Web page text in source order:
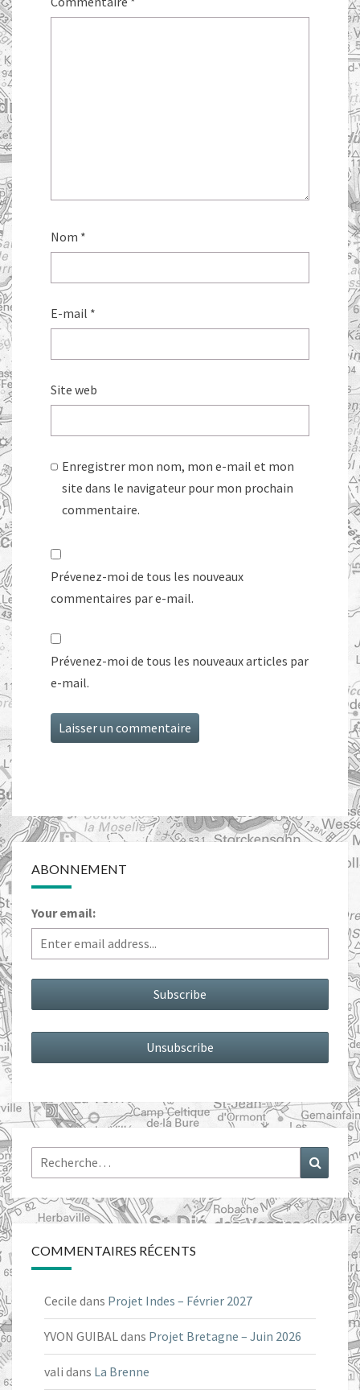
Nom *
E-mail *
Site web
Enregistrer mon nom, mon e-mail et mon
site dans le navigateur pour mon prochain
commentaire.
Prévenez-moi de tous les nouveaux
commentaires par e-mail.
Prévenez-moi de tous les nouveaux articles par
e-mail.
ABONNEMENT
Your email:
Rechercher :
COMMENTAIRES RÉCENTS
Cecile dans Projet Indes – Février 2027
YVON GUIBALdans Projet Bretagne – Juin 2026
vali dans La Brenne